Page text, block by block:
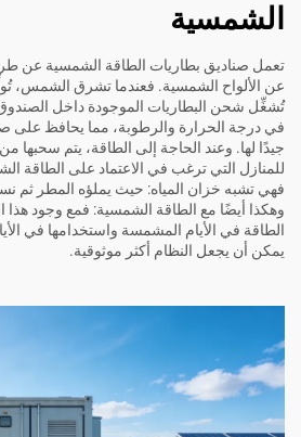
الشمسية
تعمل صناديق بطاريات الطاقة الشمسية عن
عن الألواح الشمسية. فعندما تشرق الشمس، تُولِّد
تُشغِّل شحن البطاريات الموجودة داخل
في درجة الحرارة والرطوبة، مما يحافظ على
جيدًا لها. وعند الحاجة إلى الطاقة، يتم سحبها
للمنازل التي ترغب في الاعتماد على الطاقة
فهي تشبه خزان المياه: حيث يملؤه المطر ثم
وهكذا أيضًا مع الطاقة الشمسية: فمع وجود
الطاقة في الأيام المشمسة واستخدامها في
يمكن أن يجعل النظام أكثر موثوقية.